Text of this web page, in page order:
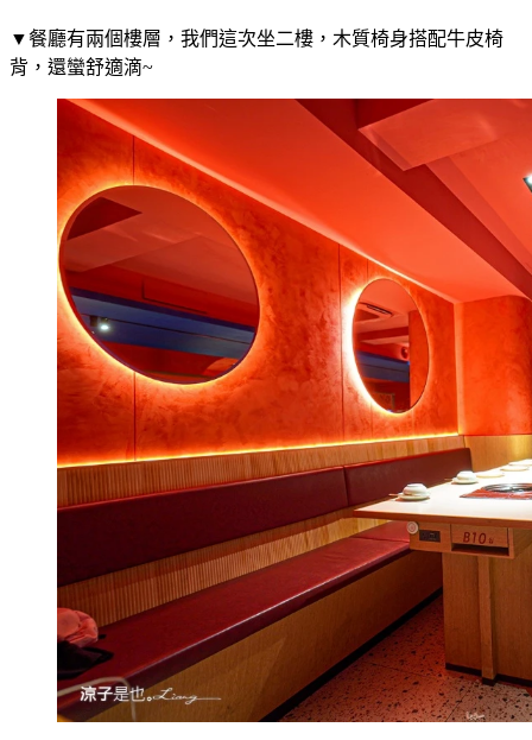
▼餐廳有兩個樓層，我們這次坐二樓，木質椅身搭配牛皮椅
背，還蠻舒適滴~